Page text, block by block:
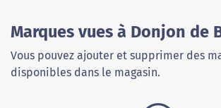
Marques vues à Donjon de
Vous pouvez ajouter et supprimer des
disponibles dans le magasin.